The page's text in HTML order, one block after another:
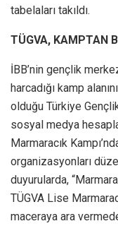
tabelaları takıldı.
TÜGVA, KAMPTAN
İBB’nin gençlik
harcadığı kamp
olduğu Türkiye Gençlik
sosyal medya
Marmaracık
organizasyonları
duyurularda,
TÜGVA Lise
maceraya ara